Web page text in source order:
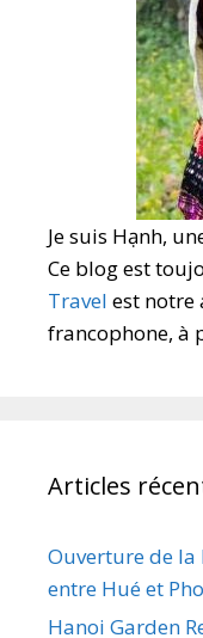
Je suis Hạnh,
Ce blog est
Travel est notre
francophone, à
Articles
Ouverture de
entre Hué et
Hanoi Garden